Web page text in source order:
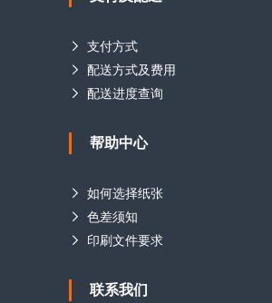
支付方式
配送方式及费用
配送进度查询
帮助中心
如何选择纸张
色差须知
印刷文件要求
联系我们